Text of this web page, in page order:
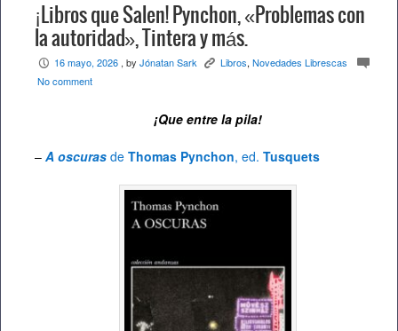
¡Libros que Salen! Pynchon, «Problemas con
la autoridad», Tintera y más.
P 16 mayo, 2026 , by Jónatan Sark K Libros,Novedades Librescas c
No comment
¡Que entre la pila!
– A oscuras de Thomas Pynchon, ed. Tusquets